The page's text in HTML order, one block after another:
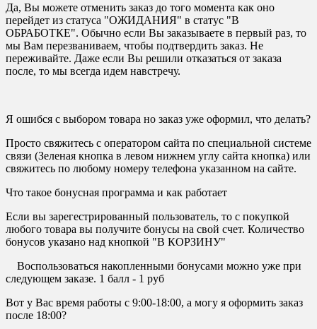
Да, Вы можете отменить заказ до того момента как оно
перейдет из статуса "ОЖИДАНИЯ" в статус "В
ОБРАБОТКЕ". Обычно если Вы заказываете в первый раз, то
мы Вам перезваниваем, чтобы подтвердить заказ. Не
переживайте. Даже если Вы решили отказаться от заказа
после, то мы всегда идем навстречу.
Я ошибся с выбором товара но заказ уже оформил, что делать?
Просто свяжитесь с оператором сайта по специальной системе
связи (Зеленая кнопка в левом нижнем углу сайта кнопка) или
свяжитесь по любому номеру телефона указанном на сайте.
Что такое бонусная программа и как работает
Если вы зарегестрированный пользователь, то с покупкой
любого товара вы получите бонусы на свой счет. Количество
бонусов указано над кнопкой "В КОРЗИНУ"
Воспользоваться накопленными бонусами можно уже при
следующем заказе. 1 балл - 1 руб
Вот у Вас время работы с 9:00-18:00, а могу я оформить заказ
после 18:00?